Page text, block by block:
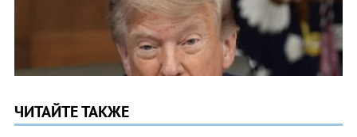
ЧИТАЙТЕ ТАКЖЕ